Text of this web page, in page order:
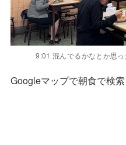
9:01 混んでるかなとか思
Googleマップで朝食で検